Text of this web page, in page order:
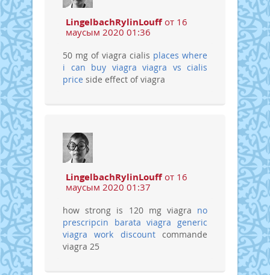
LingelbachRylinLouffот 16
маусым 2020 01:36
50 mg of viagra cialis places where
i can buy viagra viagra vs cialis
price side effect of viagra
LingelbachRylinLouffот 16
маусым 2020 01:37
how strong is 120 mg viagra no
prescripcin barata viagra
generic
viagra work discountcommande
viagra 25